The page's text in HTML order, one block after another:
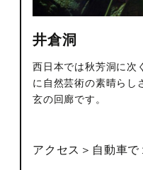
井倉洞
西日本では秋芳洞に次
に自然芸術の素晴らし
玄の回廊です。
アクセス＞自動車で